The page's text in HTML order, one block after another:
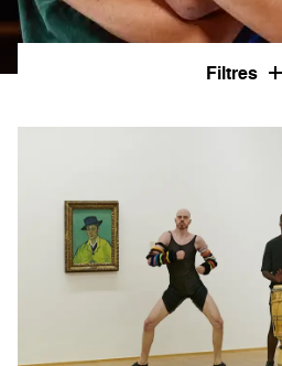
Filtres